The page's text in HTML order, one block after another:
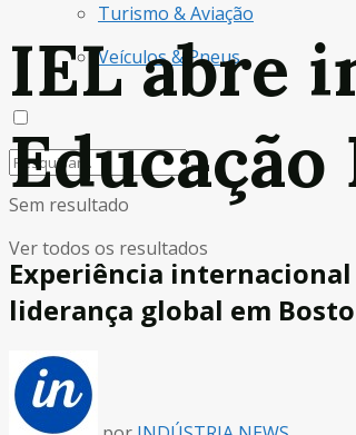
Turismo & Aviação
Veículos & Pneus
Sem resultado
Ver todos os resultados
IEL abre
Experiência
liderança global em